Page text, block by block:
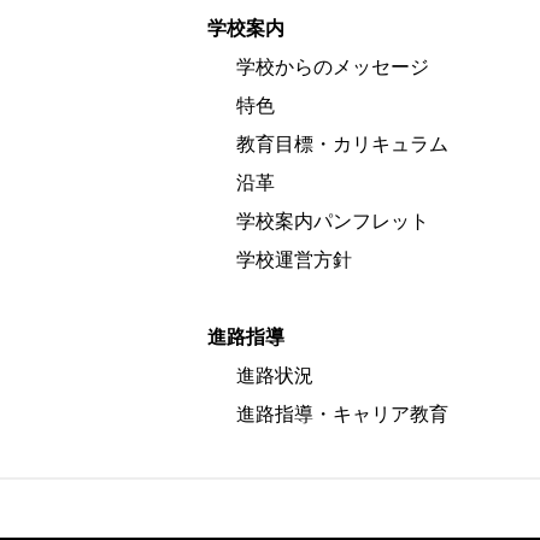
学校案内
学校からのメッセージ
特色
教育目標・カリキュラム
沿革
学校案内パンフレット
学校運営方針
進路指導
進路状況
進路指導・キャリア教育